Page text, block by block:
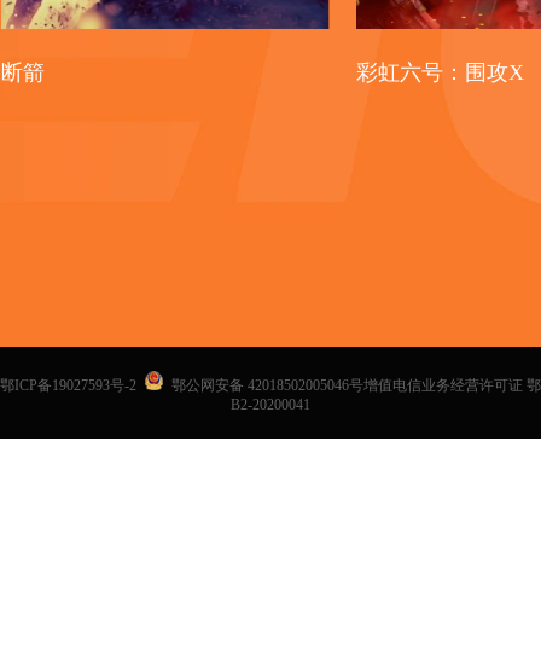
断箭 彩虹六号：围攻X
鄂ICP备19027593号-2
鄂公网安备 42018502005046号增值电信业务经营许可证 鄂
B2-20200041